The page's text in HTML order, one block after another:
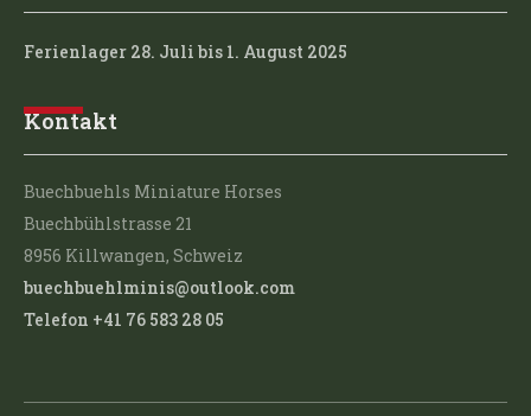
Ferienlager 28. Juli bis 1. August 2025
Kontakt
Buechbuehls Miniature Horses
Buechbühlstrasse 21
8956 Killwangen, Schweiz
buechbuehlminis@outlook.com
Telefon +41 76 583 28 05